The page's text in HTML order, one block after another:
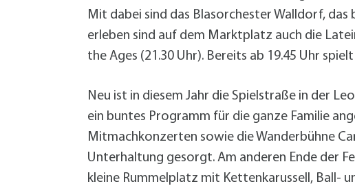
Hitze
Hilfe für die Ukraine
Formularservice
Fundsachen
Hilfe im Notfall
Geoportal
Informationen Planen und Bauen
+
Klimaschutzkonzept
Zentrale Verwaltung
Ordnung und Umwelt
Finanzen
Wirtschaftsförderung
Öffentlichkeitsarbeit
Eigenbetrieb Wohnungswirtschaft
Termine Bürgerservice
Geld sparen
Service
Termine Bürgerservice
Termine Bürgerservice
Vortrag (VHS): Starkregen- und
Katastrophenvorsorge
Starkregen Risikovorsorge
Termine Bürgerservice
Termine Bürgerservice
Mit dabei sind das Blasorchester Walldorf,
erleben sind auf dem Marktplatz auch die
the Ages (21.30 Uhr). Bereits ab 19.45 Uhr
Neu ist in diesem Jahr die Spielstraße in der
ein buntes Programm für die ganze Familie
Mitmachkonzerten sowie die Wanderbühne
Unterhaltung gesorgt. Am anderen Ende der
kleine Rummelplatz mit Kettenkarussell, Ball-